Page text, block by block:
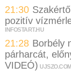
21:30
pozitív
INFOSTART.HU
21:28 Borbély
párharcát,
VIDEÓ) UJSZO.COM